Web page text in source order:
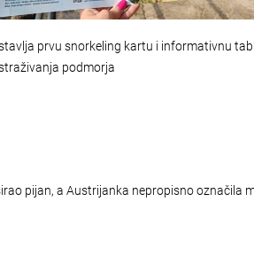
prvu snorkeling kartu i informativnu
podmorja
pijan, a Austrijanka nepropisno označila